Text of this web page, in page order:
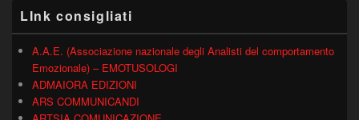
LInk consigliati
A.A.E. (Associazione nazionale degli Analisti del comportamento
Emozionale) – EMOTUSOLOGI
ADMAIORA EDIZIONI
ARS COMMUNICANDI